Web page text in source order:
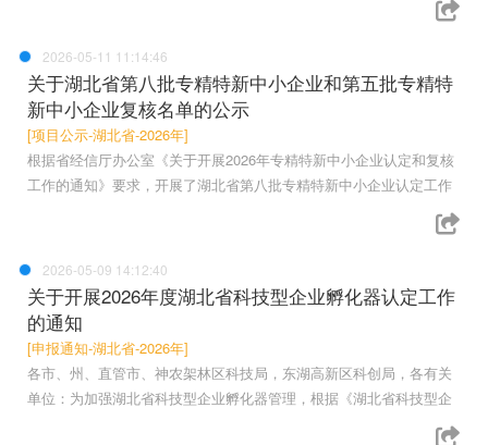
2026-05-11 11:14:46
关于湖北省第八批专精特新中小企业和第五批专精特
新中小企业复核名单的公示
[项目公示-湖北省-2026年]
根据省经信厅办公室《关于开展2026年专精特新中小企业认定和复核
工作的通知》要求，开展了湖北省第八批专精特新中小企业认定工作
2026-05-09 14:12:40
关于开展2026年度湖北省科技型企业孵化器认定工作
的通知
[申报通知-湖北省-2026年]
各市、州、直管市、神农架林区科技局，东湖高新区科创局，各有关
单位：为加强湖北省科技型企业孵化器管理，根据《湖北省科技型企